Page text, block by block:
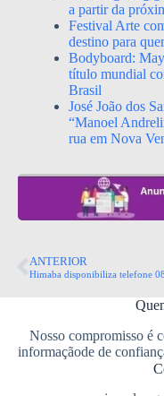
a partir da
Festival Arte
destino para
Bodyboard:
título mundial
Brasil
José João dos
“Manoel
rua em Nova
ANTERIOR
Nosso compromisso é
informaçãode de